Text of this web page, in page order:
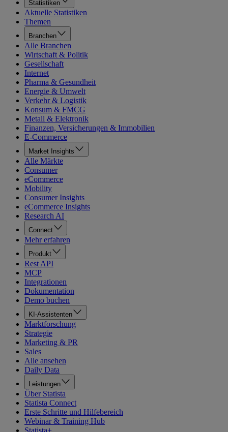
Statistiken
Aktuelle Statistiken
Themen
Branchen
Alle Branchen
Wirtschaft & Politik
Gesellschaft
Internet
Pharma & Gesundheit
Energie & Umwelt
Verkehr & Logistik
Konsum & FMCG
Metall & Elektronik
Finanzen, Versicherungen & Immobilien
E-Commerce
Market Insights
Alle Märkte
Consumer
eCommerce
Mobility
Consumer Insights
eCommerce Insights
Research AI
Connect
Mehr erfahren
Produkt
Rest API
MCP
Integrationen
Dokumentation
Demo buchen
KI-Assistenten
Marktforschung
Strategie
Marketing & PR
Sales
Alle ansehen
Daily Data
Leistungen
Über Statista
Statista Connect
Erste Schritte und Hilfebereich
Webinar & Training Hub
Statista+